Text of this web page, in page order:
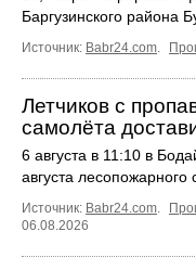
Баргузинского района
Источник: Babr24.com
Летчиков с
самолёта
6 августа в 11:10 в
августа лесопожарного
Источник: Babr24.com.
06.08.2026